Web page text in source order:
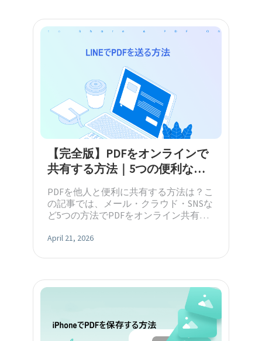
【完全版】PDFをオンラインで
共有する方法｜5つの便利な手
PDFを他人と便利に共有する方法は？こ
の記事では、メール・クラウド・SNSな
ど5つの方法でPDFをオンライン共有す
April 21, 2026